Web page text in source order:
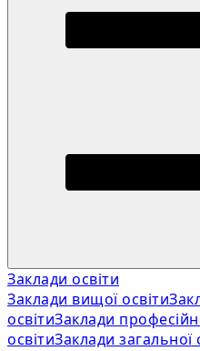
Заклади освіти
Заклади вищої освіти
освітиЗаклади
освітиЗаклади загальної